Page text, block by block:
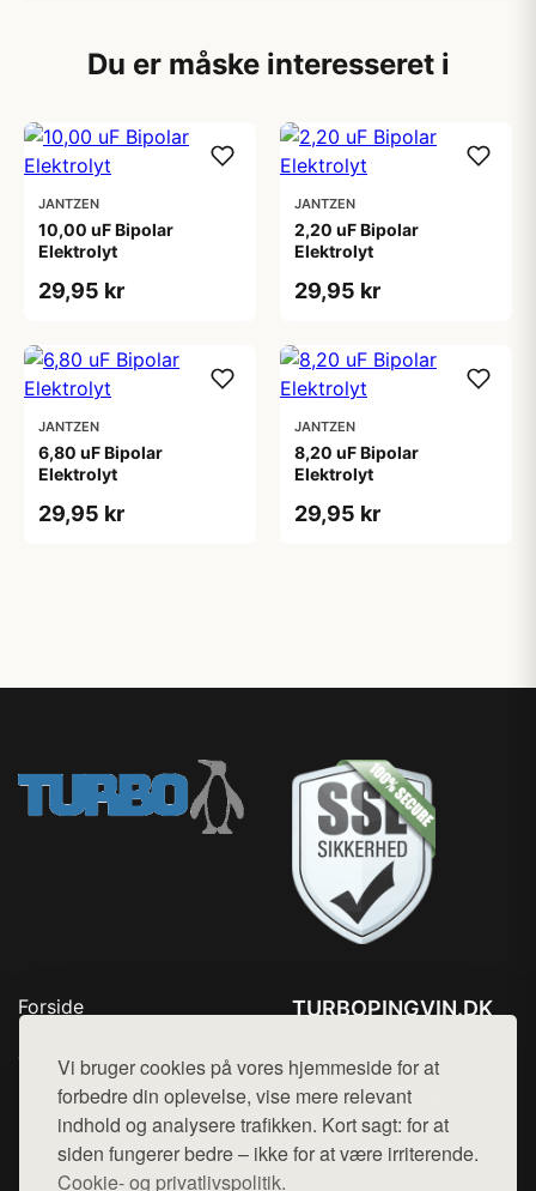
Vi bruger cookies på vores hjemmeside for at
forbedre din oplevelse, vise mere relevant
indhold og analysere trafikken. Kort sagt: for at
siden fungerer bedre – ikke for at være irriterende.
Cookie- og privatlivspolitik.
Du er måske interesseret i
JANTZEN
10,00 uF Bipolar
Elektrolyt
29,95 kr
JANTZEN
2,20 uF Bipolar
Elektrolyt
29,95 kr
JANTZEN
6,80 uF Bipolar
Elektrolyt
29,95 kr
JANTZEN
8,20 uF Bipolar
Elektrolyt
29,95 kr
Forside
Top Rabatter
Blog
Kontakt
TURBOPINGVIN.DK
Mail: hej@want.dk
Cookie- og privatlivspolitik